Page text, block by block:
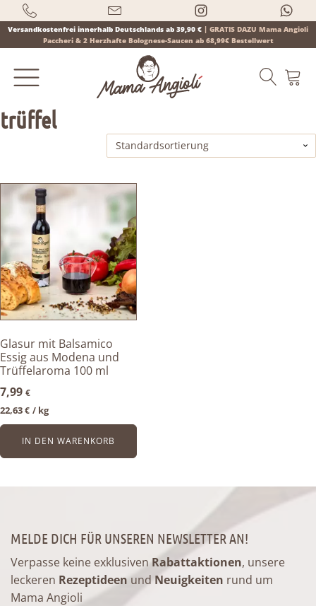
Versandkostenfrei innerhalb Deutschlands ab 39,90 € | GRATIS DAZU Mama Angioli
Paccheri & 2 Herzhafte Bolognese-Saucen ab 68,99€ Bestellwert
trüffel
Glasur mit Balsamico
Essig aus Modena und
Trüffelaroma 100 ml
7,99 €
22,63€ / kg
IN DEN WARENKORB
MELDE DICH FÜR UNSEREN NEWSLETTER AN!
Verpasse keine exklusivenRabattaktionen, unsere
leckeren Rezeptideen undNeuigkeiten rund um
Mama Angioli